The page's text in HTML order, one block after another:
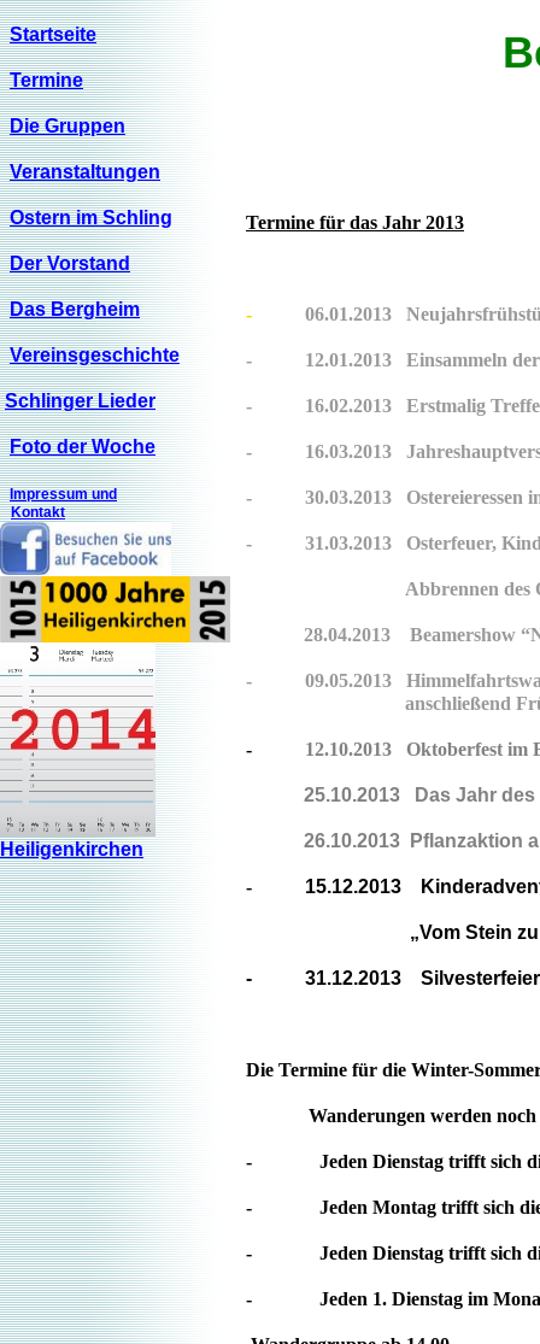
Startseite
Termine
Die Gruppen
Veranstaltungen
Ostern im Schling
Der Vorstand
Das Bergheim
Vereinsgeschichte
Schlinger Lieder
Foto der Woche
Impressum und
Kontakt
Heiligenkirchen
Termine für das Jahr 2013
- 06.01.2013
- 12.01.2013 Einsammeln
- 16.02.2013 Erstmalig
- 16.03.2013
- 30.03.2013
- 31.03.2013 Osterfeuer,
Abbrennen des
28.04.2013 Beamershow
- 09.05.2013
anschließend
- 12.10.2013
25.10.2013 Das Jahr
26.10.2013
- 15.12.2013
„Vom Stein zum
- 31.12.2013
Die Termine für die Winter-
Wanderungen werden noch
- Jeden Dienstag trifft sich die
- Jeden Montag trifft sich die
- Jeden Dienstag trifft sich
- Jeden 1. Dienstag im Monat